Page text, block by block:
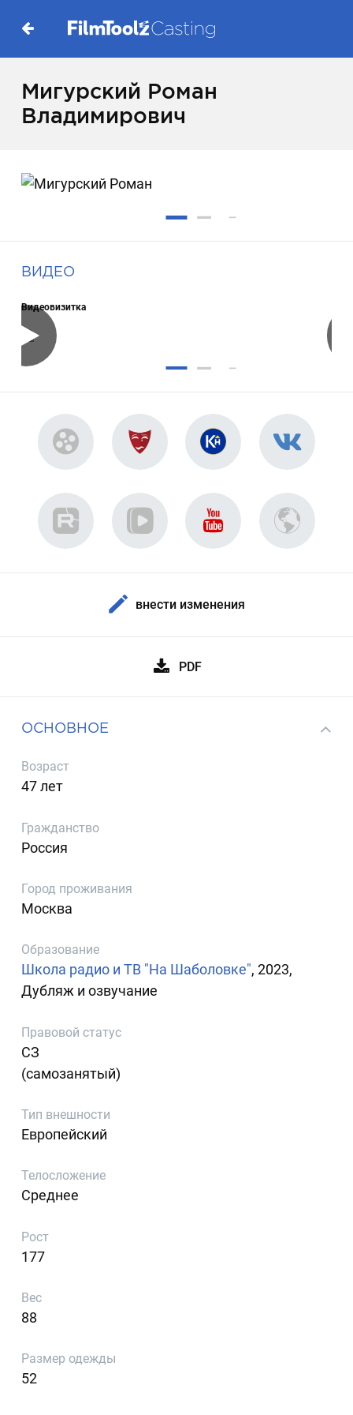
Мигурский Роман
Владимирович
ВИДЕО
Видеовизитка
внести изменения
PDF
ОСНОВНОЕ
Возраст
47 лет
Гражданство
Россия
Город проживания
Москва
Образование
Школа радио и ТВ "На Шаболовке", 2023,
Дубляж и озвучание
Правовой статус
СЗ
(самозанятый)
Тип внешности
Европейский
Телосложение
Среднее
Рост
177
Вес
88
Размер одежды
52